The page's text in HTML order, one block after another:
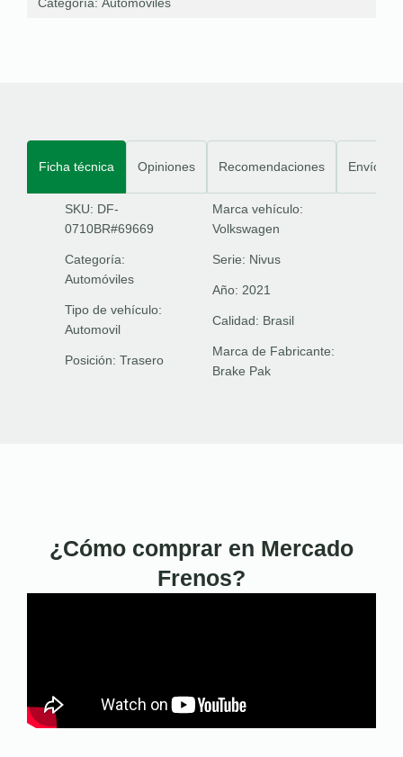
Ficha técnica Opiniones Recomendaciones Envíos
SKU: DF-
0710BR#69669
Categoría:
Automóviles
Tipo de vehículo:
Automovil
Posición: Trasero
Marca vehículo:
Volkswagen
Serie: Nivus
Año: 2021
Calidad: Brasil
Marca de Fabricante:
Brake Pak
¿Cómo comprar en Mercado
Frenos?